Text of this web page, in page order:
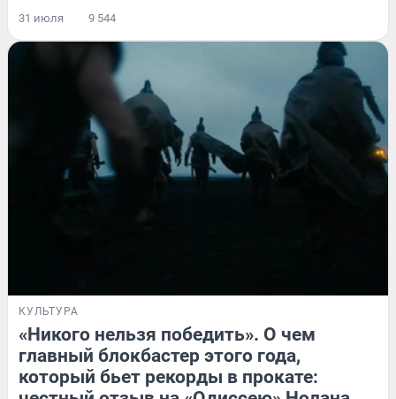
31 июля 9 544
КУЛЬТУРА
«Никого нельзя победить». О чем
главный блокбастер этого года,
который бьет рекорды в прокате: